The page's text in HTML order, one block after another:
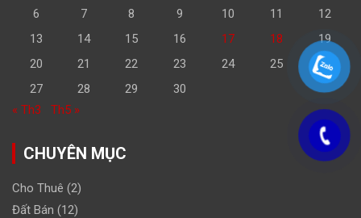
6
7 8 9 10 11
12
13
14 15 16 17 18
19
20
21 22 23 24 25
26
27
28 29
30
« Th3
Th5 »
CHUYÊN MỤC
Cho Thuê (2)
Đất Bán (12)